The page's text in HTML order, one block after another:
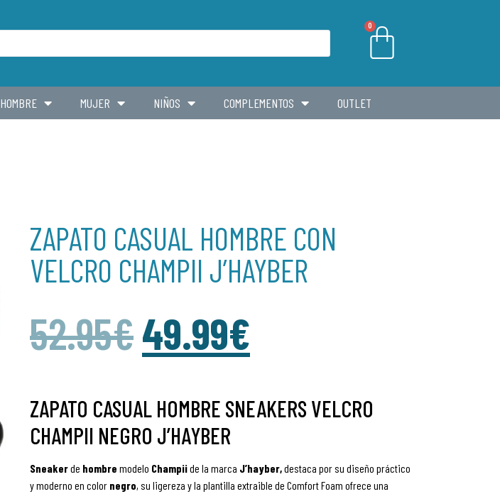
0
HOMBRE MUJER NIÑOS COMPLEMENTOS OUTLET
ZAPATO CASUAL HOMBRE CON
VELCRO CHAMPII J’HAYBER
52.95€49.99€
ZAPATO CASUAL HOMBRE SNEAKERS VELCRO
CHAMPII NEGRO J’HAYBER
Sneakerde hombre modelo Champiide la marca J’hayber,destaca por su diseño práctico
y moderno en color negro, su ligereza y la plantilla extraible de Comfort Foam ofrece una